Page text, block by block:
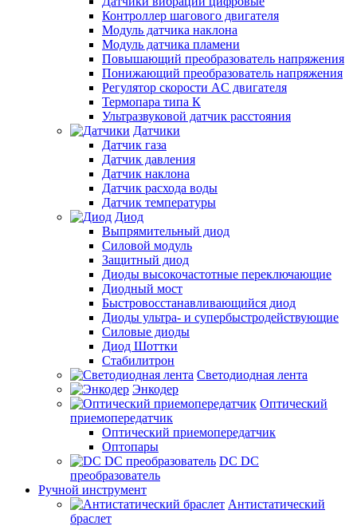
Контроллер шагового двигателя
Модуль датчика наклона
Модуль датчика пламени
Повышающий преобразователь напряжения
Понижающий преобразователь напряжения
Регулятор скорости AC двигателя
Термопара типа К
Ультразвуковой датчик расстояния
Датчики
Датчик газа
Датчик давления
Датчик наклона
Датчик расхода воды
Датчик температуры
Диод
Выпрямительный диод
Силовой модуль
Защитный диод
Диоды высокочастотные переключающие
Диодный мост
Быстровосстанавливающийся диод
Диоды ультра- и супербыстродействующие
Силовые диоды
Диод Шоттки
Стабилитрон
Светодиодная лента
Энкодер
Оптический
приемопередатчик
Оптический приемопередатчик
Оптопары
DC DC
преобразователь
Ручной инструмент
Антистатический
браслет